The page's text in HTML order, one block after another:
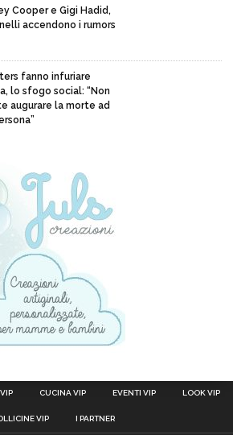
Cooper e Gigi Hadid,
accendono i rumors
fanno infuriare
lo sfogo social: “Non
augurare la morte ad
CUCINA VIP EVENTI VIP LOOK VIP
VIP I PARTNER